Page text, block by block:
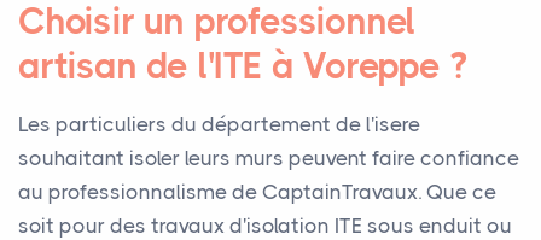
Choisir un professionnel
artisan de l'ITE à Voreppe ?
Les particuliers du département de l'isere
souhaitant isoler leurs murs peuvent faire confiance
au professionnalisme de CaptainTravaux. Que ce
soit pour des travaux d'isolation ITE sous enduit ou